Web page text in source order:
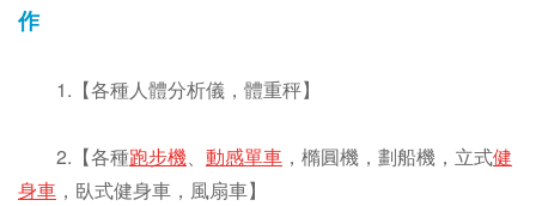
作
1.【各種人體分析儀，體重秤】
2.【各種跑步機、 動感單車 ，橢圓機，劃船機，立式健
身車 ，臥式健身車，風扇車】